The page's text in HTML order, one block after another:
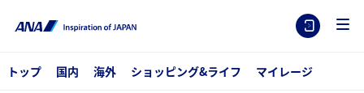
トップ 国内 海外 ショッピング&ライフ マイレージ